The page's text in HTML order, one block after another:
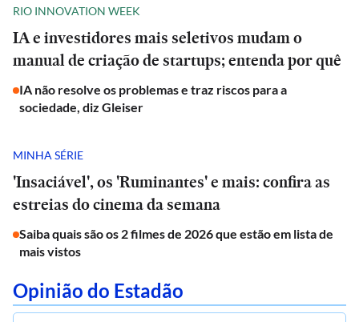
RIO INNOVATION WEEK
IA e investidores mais seletivos mudam o
manual de criação de startups; entenda por quê
IA não resolve os problemas e traz riscos para a
sociedade, diz Gleiser
MINHA SÉRIE
'Insaciável', os 'Ruminantes' e mais: confira as
estreias do cinema da semana
Saiba quais são os 2 filmes de 2026 que estão em lista de
mais vistos
Opinião do Estadão